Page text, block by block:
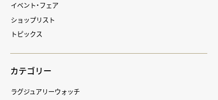
イベント・フェア
ショップリスト
トピックス
カテゴリー
ラグジュアリーウォッチ